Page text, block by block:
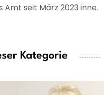
seit März 2023 inne.
Kategorie